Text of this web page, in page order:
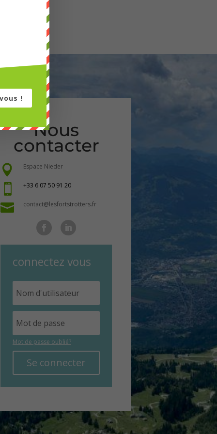
Nous
contacter
 Espace Nieder
 +33 6 07 50 91 20
 contact@lesfortstrotters.fr
connectez vous
Mot de passe oublié?
Se connecter
!